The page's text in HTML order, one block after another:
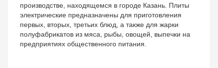
производстве, находящемся в городе Казань. Плиты
электрические предназначены для приготовления
первых, вторых, третьих блюд, а также для жарки
полуфабрикатов из мяса, рыбы, овощей, выпечки на
предприятиях общественного питания.